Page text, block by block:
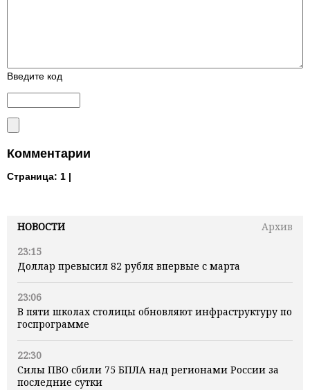
НОВОСТИ
Архив
23:15
Доллар превысил 82 рубля впервые с марта
23:06
В пяти школах столицы обновляют инфраструктуру по
госпрограмме
22:30
Силы ПВО сбили 75 БПЛА над регионами России за
последние сутки
Введите код
Комментарии
Страница: 1 |